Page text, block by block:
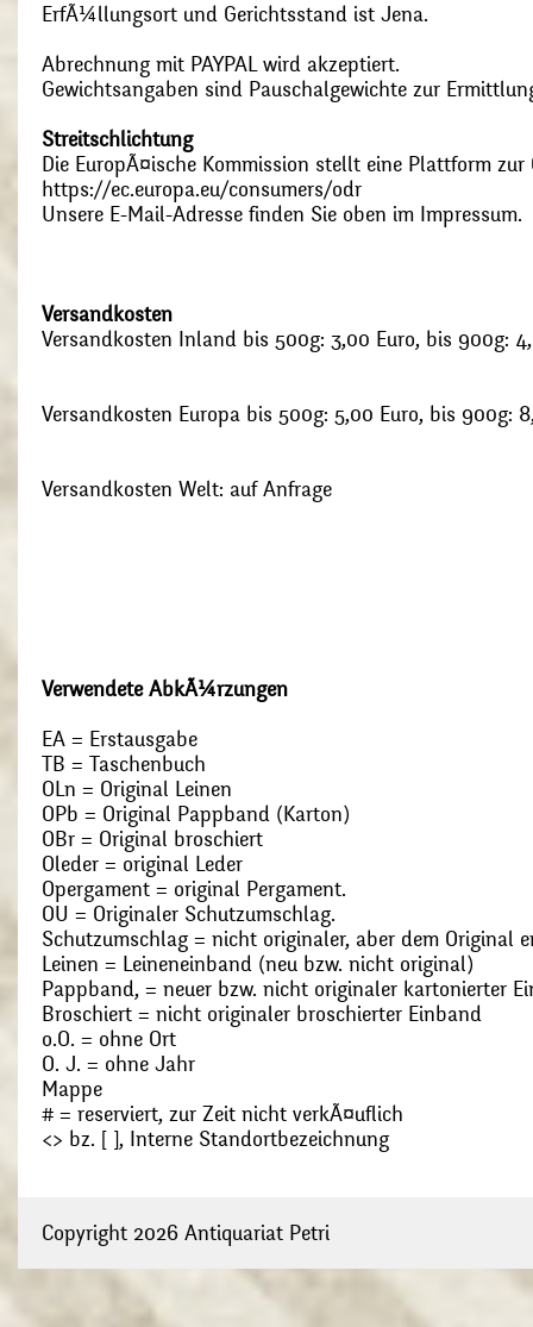
ErfÃ¼llungsort und Gerichtsstand ist Jena.
Abrechnung mit PAYPAL wird akzeptiert.
Gewichtsangaben sind Pauschalgewichte zur
Streitschlichtung
Die EuropÃ¤ische Kommission stellt eine Plattform
https://ec.europa.eu/consumers/odr
Unsere E-Mail-Adresse finden Sie oben im Impressum.
Versandkosten
Versandkosten Inland bis 500g: 3,00 Euro, bis 900g:
Versandkosten Europa bis 500g: 5,00 Euro, bis 900g:
Versandkosten Welt: auf Anfrage
Verwendete AbkÃ¼rzungen
EA = Erstausgabe
TB = Taschenbuch
OLn = Original Leinen
OPb = Original Pappband (Karton)
OBr = Original broschiert
Oleder = original Leder
Opergament = original Pergament.
OU = Originaler Schutzumschlag.
Schutzumschlag = nicht originaler, aber dem Original
Leinen = Leineneinband (neu bzw. nicht original)
Pappband, = neuer bzw. nicht originaler kartonierter
Broschiert = nicht originaler broschierter Einband
o.O. = ohne Ort
O. J. = ohne Jahr
Mappe
# = reserviert, zur Zeit nicht verkÃ¤uflich
<> bz. [ ], Interne Standortbezeichnung
Copyright 2026 Antiquariat Petri